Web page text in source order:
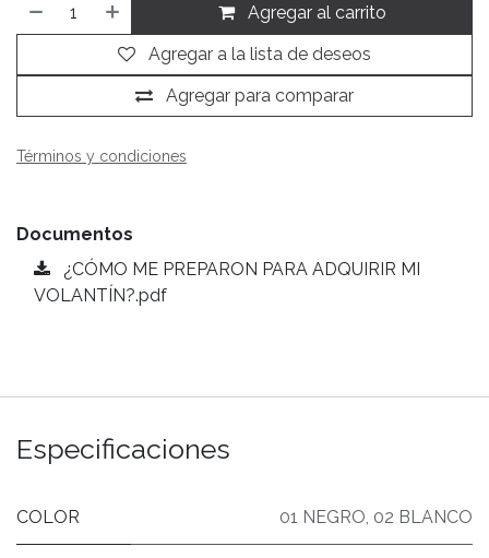
Agregar al carrito
Agregar para comparar
Agregar a la lista de deseos
Términos y condiciones
Documentos
¿CÓMO ME PREPARON PARA ADQUIRIR MI
VOLANTÍN?.pdf
Especificaciones
COLOR 01 NEGRO 02 BLANCO